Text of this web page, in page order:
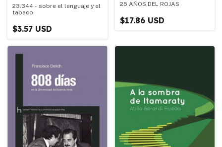
23.344 - sobre el lenguaje y el
tabaco
$3.57 USD
25 AÑOS DEL ROJAS
$17.86 USD